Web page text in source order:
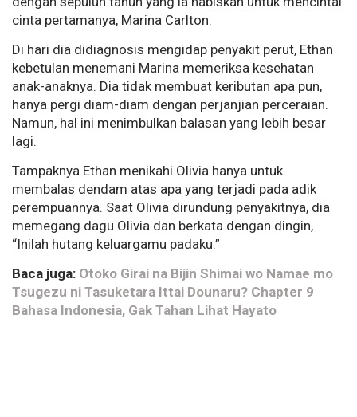
cinta pertamanya, Marina Carlton.
Di hari dia didiagnosis mengidap penyakit perut, Ethan
kebetulan menemani Marina memeriksa kesehatan
anak-anaknya. Dia tidak membuat keributan apa pun,
hanya pergi diam-diam dengan perjanjian perceraian.
Namun, hal ini menimbulkan balasan yang lebih besar
lagi.
Tampaknya Ethan menikahi Olivia hanya untuk
membalas dendam atas apa yang terjadi pada adik
perempuannya. Saat Olivia dirundung penyakitnya, dia
memegang dagu Olivia dan berkata dengan dingin,
“Inilah hutang keluargamu padaku.”
Baca juga: Otoko Girai na Bijin Shimai wo Namae mo
Tsugezu ni Tasuketara Ittai Dounaru? Chapter 9
Bahasa Indonesia, Gak Tahan Lihat Hayato